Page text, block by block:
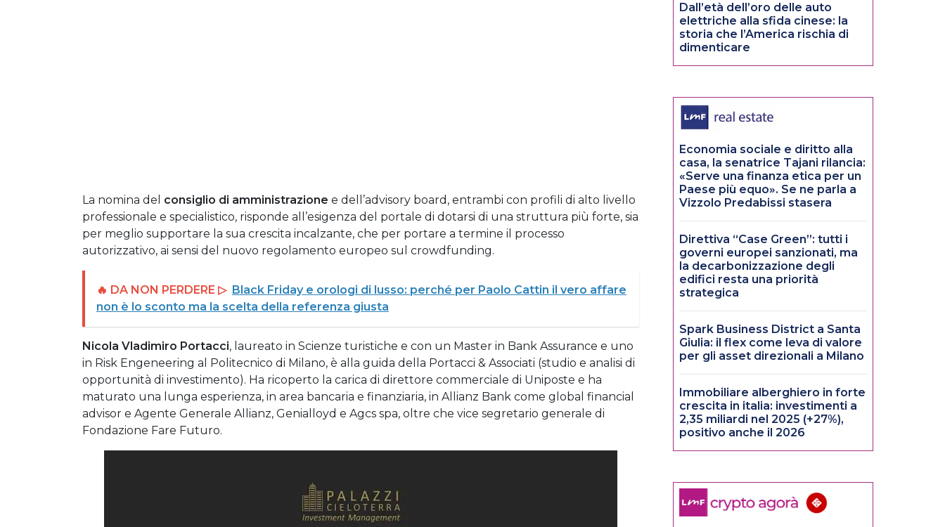
La nomina del consiglio di amministrazione e dell’advisory board, entrambi con profili di alto livello
professionale e specialistico, risponde all’esigenza del portale di dotarsi di una struttura più forte, sia
per meglio supportare la sua crescita incalzante, che per portare a termine il processo
autorizzativo, ai sensi del nuovo regolamento europeo sul crowdfunding.
🔥 DA NON PERDERE ▷ Black Friday e orologi di lusso: perché per Paolo Cattin il vero affare
non è lo sconto ma la scelta della referenza giusta
Nicola Vladimiro Portacci, laureato in Scienze turistiche e con un Master in Bank Assurance e uno
in Risk Engeneering al Politecnico di Milano, è alla guida della Portacci & Associati (studio e analisi di
opportunità di investimento). Ha ricoperto la carica di direttore commerciale di Uniposte e ha
maturato una lunga esperienza, in area bancaria e finanziaria, in Allianz Bank come global financial
advisor e Agente Generale Allianz, Genialloyd e Agcs spa, oltre che vice segretario generale di
Fondazione Fare Futuro.
Dall’età dell’oro delle auto
elettriche alla sfida cinese: la
storia che l’America rischia di
dimenticare
Economia sociale e diritto alla
casa, la senatrice Tajani rilancia:
«Serve una finanza etica per un
Paese più equo». Se ne parla a
Vizzolo Predabissi stasera
Direttiva “Case Green”: tutti i
governi europei sanzionati, ma
la decarbonizzazione degli
edifici resta una priorità
strategica
Spark Business District a Santa
Giulia: il flex come leva di valore
per gli asset direzionali a Milano
Immobiliare alberghiero in forte
crescita in italia: investimenti a
2,35 miliardi nel 2025 (+27%),
positivo anche il 2026